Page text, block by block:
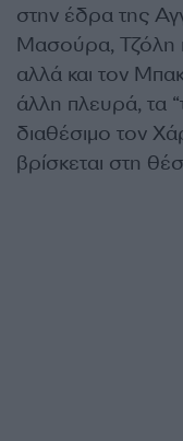
στην έδρα της
Μασούρα, Τζόλη
αλλά και τον
άλλη πλευρά, τα
διαθέσιμο τον
βρίσκεται στη